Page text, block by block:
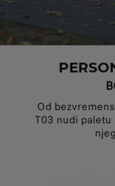
Od
T03 nudi